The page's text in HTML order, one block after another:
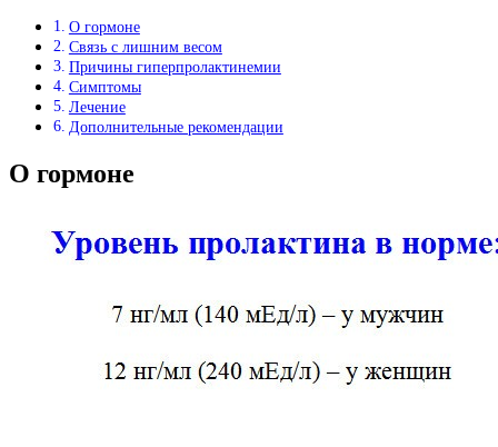
О гормоне
Связь с лишним весом
Причины гиперпролактинемии
Симптомы
Лечение
Дополнительные рекомендации
О гормоне